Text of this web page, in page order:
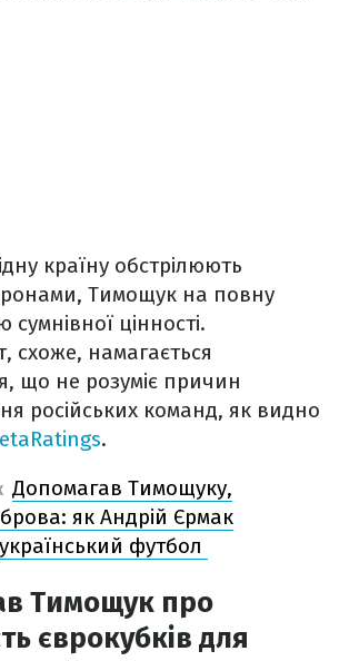
країну обстрілюють
Тимощук на повну
сумнівної цінності.
схоже, намагається
що не розуміє причин
російських команд, як видно
.
Допомагав Тимощуку,
як Андрій Єрмак
футбол
Тимощук про
єврокубків для